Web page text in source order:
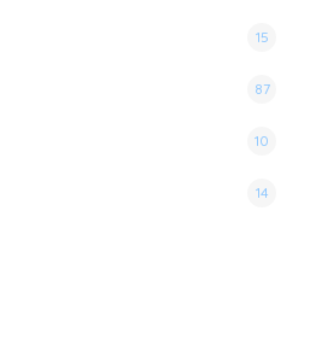
15
87
10
14